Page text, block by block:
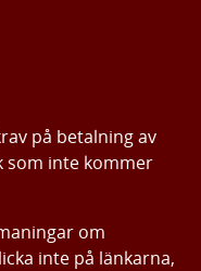
på betalning av
som inte kommer
om
inte på länkarna,